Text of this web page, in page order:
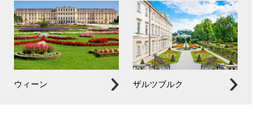
ウィーン ザルツブルク